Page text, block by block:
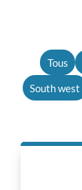
Tous
South west